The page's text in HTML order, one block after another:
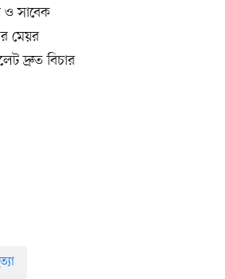
ও সাবেক
মেয়র
দ্রুত বিচার